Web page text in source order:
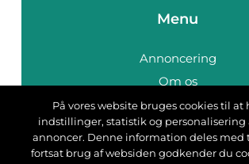
Menu
Annoncering
Om os
Cookies
Kontakt os
Sitemap
På vores website bruges cookies til at
indstillinger, statistik og personalisering
annoncer. Denne information deles med
fortsat brug af websiden godkender du